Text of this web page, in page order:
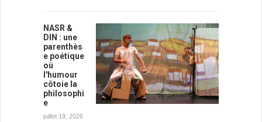
NASR &
DIN : une
parenthès
e poétique
où
l'humour
côtoie la
philosophi
e
juillet 19, 2026